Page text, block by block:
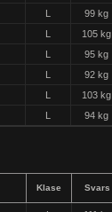
99 kg
105 kg
95 kg
92 kg
103 kg
94 kg
Klase Svars